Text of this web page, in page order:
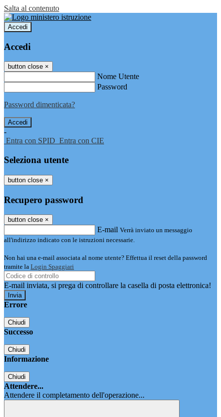
Salta al contenuto
Accedi
Accedi
button close ×
Nome Utente
Password
Password dimenticata?
-
Entra con SPID Entra con CIE
Seleziona utente
button close ×
Recupero password
button close ×
E-mail Verrà inviato un messaggio
all'indirizzo indicato con le istruzioni necessarie.
Non hai una e-mail associata al nome utente? Effettua il reset della password
tramite la Login Spaggiari
E-mail inviata, si prega di controllare la casella di posta elettronica!
Errore
Chiudi
Successo
Chiudi
Informazione
Chiudi
Attendere...
Attendere il completamento dell'operazione...